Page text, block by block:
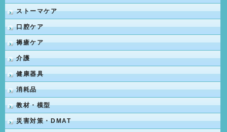
ストーマケア
口腔ケア
褥瘡ケア
介護
健康器具
消耗品
教材・模型
災害対策・DMAT